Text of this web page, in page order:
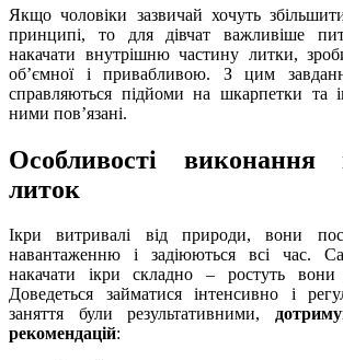
Якщо чоловіки зазвичай хочуть
принципі, то для дівчат важливіше
накачати внутрішню частину литки,
об’ємної і привабливою. З цим
справляються підйоми на шкарпетки та
ними пов’язані.
Особливості
литок
Ікри витривалі від природи, вони
навантаженню і задіюються всі час.
накачати ікри складно – ростуть вони
Доведеться займатися інтенсивно і
заняття були результативними,
рекомендацій: